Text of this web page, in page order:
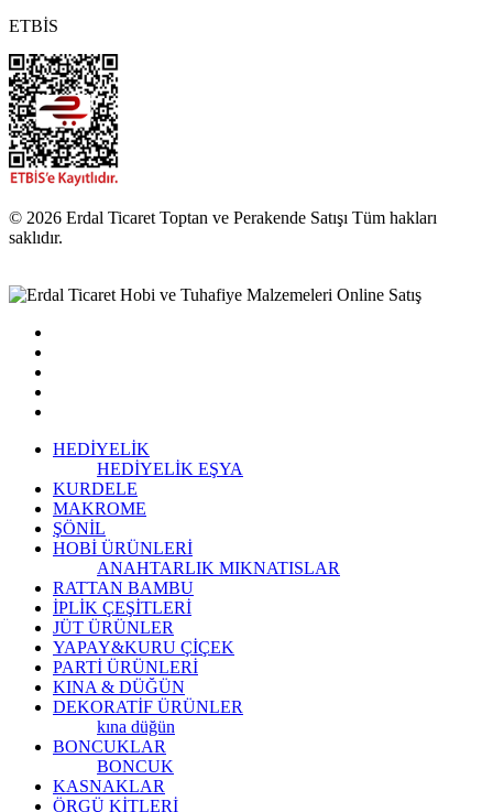
ETBİS
© 2026 Erdal Ticaret Toptan ve Perakende Satışı Tüm hakları
saklıdır.
HEDİYELİK
HEDİYELİK EŞYA
KURDELE
MAKROME
ŞÖNİL
HOBİ ÜRÜNLERİ
ANAHTARLIK MIKNATISLAR
RATTAN BAMBU
İPLİK ÇEŞİTLERİ
JÜT ÜRÜNLER
YAPAY&KURU ÇİÇEK
PARTİ ÜRÜNLERİ
KINA & DÜĞÜN
DEKORATİF ÜRÜNLER
kına düğün
BONCUKLAR
BONCUK
KASNAKLAR
ÖRGÜ KİTLERİ